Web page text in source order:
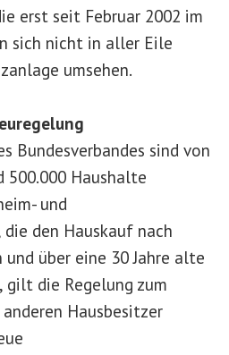
erst seit Februar 2002 im
sich nicht in aller Eile
umsehen.
Bundesverbandes sind von
500.000 Haushalte
und
den Hauskauf nach
über eine 30 Jahre alte
gilt die Regelung zum
Hausbesitzer